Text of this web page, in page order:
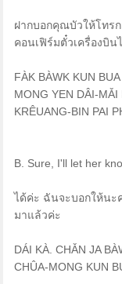
ฝากบอกคุณบัวให้โทร
คอนเฟิร์มตั๋วเครื่องบิ
FÀK BÀWK KUN
MONG YEN DÂI-
KRÊUANG-BIN PAI
B. Sure, I'll let her
ได้ค่ะ ฉันจะบอกให้น
มาแล้วค่ะ
DÁI KÀ. CHǍN JA
CHÛA-MONG KUN